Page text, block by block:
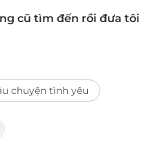
cũ tìm đến rồi đưa tôi
chuyện tình yêu